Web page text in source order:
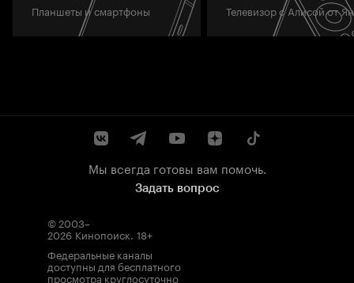
Планшеты и смартфоны Телевизор с Алисой от
Мы всегда готовы вам помочь.
Задать вопрос
© 2003–
2026 Кинопоиск. 18+
Федеральные каналы
доступны для бесплатного
просмотра круглосуточно